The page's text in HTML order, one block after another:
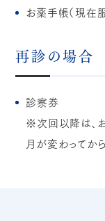
お薬手帳（現在
再診の場合
診察券
※次回以降は、お
月が変わってか